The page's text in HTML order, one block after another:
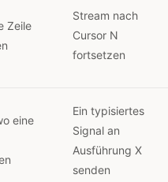
Zeile
Stream nach
Cursor N
fortsetzen
eine
Ein typisiertes
Signal an
Ausführung X
senden